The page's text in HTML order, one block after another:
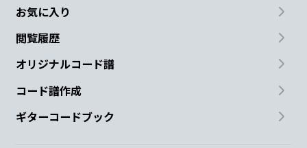
お気に入り
閲覧履歴
オリジナルコード譜
コード譜作成
ギターコードブック